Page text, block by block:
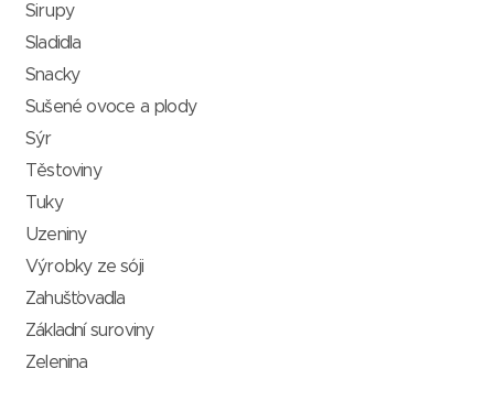
Sirupy
Sladidla
Snacky
Sušené ovoce a plody
Sýr
Těstoviny
Tuky
Uzeniny
Výrobky ze sóji
Zahušťovadla
Základní suroviny
Zelenina